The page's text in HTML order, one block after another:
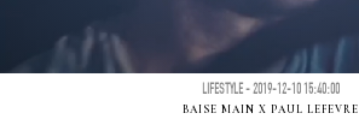
LIFESTYLE - 2019-12-10 15:40:00
BAISE MAIN X PAUL LEFEVRE